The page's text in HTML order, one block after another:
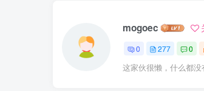
mogoec
0 277 0
这家伙很懒，什么都没